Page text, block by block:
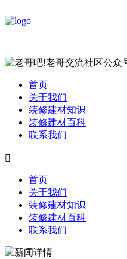
首页
关于我们
装修建材知识
装修建材百科
联系我们

首页
关于我们
装修建材知识
装修建材百科
联系我们